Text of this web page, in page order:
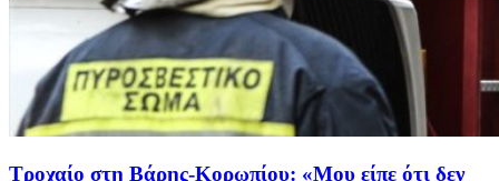
Τροχαίο στη Βάρης-Κορωπίου: «Μου είπε ότι δεν